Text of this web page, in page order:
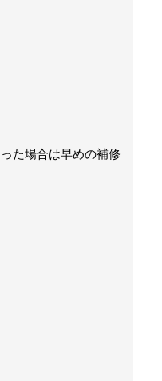
た場合は早めの補修